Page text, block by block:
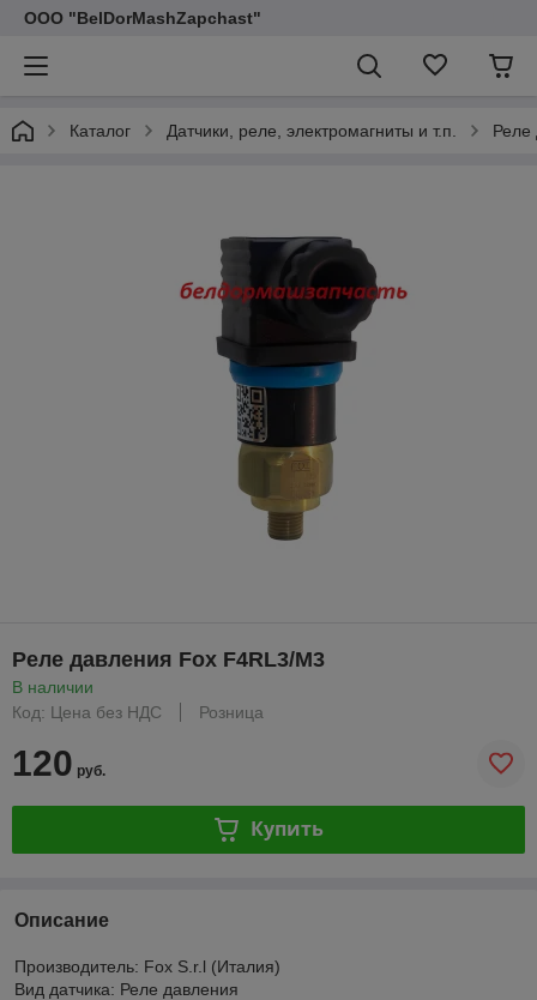
ООО "BelDorMashZapchast"
Каталог Датчики, реле, электромагниты и т.п. Реле
Реле давления Fox F4RL3/M3
В наличии
Код: Цена без НДС
Розница
120 руб.
Купить
Описание
Производитель: Fox S.r.l (Италия)
Вид датчика: Реле давления